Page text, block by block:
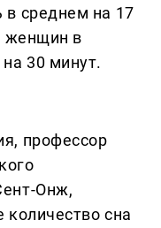
в среднем на 17
женщин в
30 минут.
профессор
Онж,
количество сна